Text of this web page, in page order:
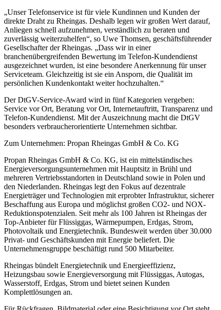
„Unser Telefonservice ist für viele Kundinnen und Kunden der
direkte Draht zu Rheingas. Deshalb legen wir großen Wert darauf,
Anliegen schnell aufzunehmen, verständlich zu beraten und
zuverlässig weiterzuhelfen“, so Uwe Thomsen, geschäftsführender
Gesellschafter der Rheingas. „Dass wir in einer
branchenübergreifenden Bewertung im Telefon-Kundendienst
ausgezeichnet wurden, ist eine besondere Anerkennung für unser
Serviceteam. Gleichzeitig ist sie ein Ansporn, die Qualität im
persönlichen Kundenkontakt weiter hochzuhalten.“
Der DtGV-Service-Award wird in fünf Kategorien vergeben:
Service vor Ort, Beratung vor Ort, Internetauftritt, Transparenz und
Telefon-Kundendienst. Mit der Auszeichnung macht die DtGV
besonders verbraucherorientierte Unternehmen sichtbar.
Zum Unternehmen: Propan Rheingas GmbH & Co. KG
Propan Rheingas GmbH & Co. KG, ist ein mittelständisches
Energieversorgungsunternehmen mit Hauptsitz in Brühl und
mehreren Vertriebsstandorten in Deutschland sowie in Polen und
den Niederlanden. Rheingas legt den Fokus auf dezentrale
Energieträger und Technologien mit erprobter Infrastruktur, sicherer
Beschaffung aus Europa und möglichst großen CO2- und NOX-
Reduktionspotenzialen. Seit mehr als 100 Jahren ist Rheingas der
Top-Anbieter für Flüssiggas, Wärmepumpen, Erdgas, Strom,
Photovoltaik und Energietechnik. Bundesweit werden über 30.000
Privat- und Geschäftskunden mit Energie beliefert. Die
Unternehmensgruppe beschäftigt rund 500 Mitarbeiter.
Rheingas bündelt Energietechnik und Energieeffizienz,
Heizungsbau sowie Energieversorgung mit Flüssiggas, Autogas,
Wasserstoff, Erdgas, Strom und bietet seinen Kunden
Komplettlösungen an.